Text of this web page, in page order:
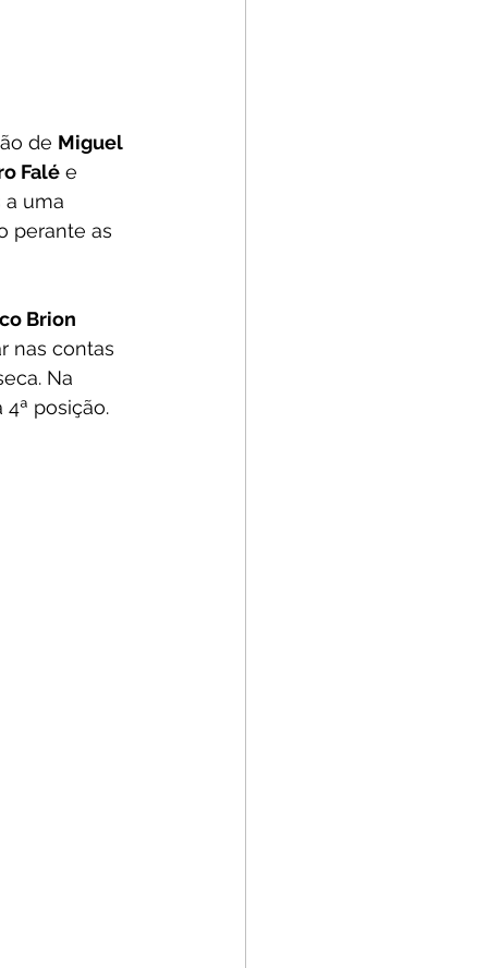
de Miguel
Falé e
a uma
perante as
Brion
nas contas
Na
posição.